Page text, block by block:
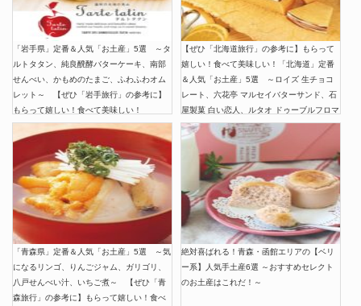
「岩手県」定番＆人気「お土産」5選 ～タ
ルトタタン、純良醗酵バターケーキ、南部
せんべい、かもめのたまご、ふわふわオム
レット～ 【ぜひ「岩手旅行」の参考に】
もらって嬉しい！食べて美味しい！
【ぜひ「北海道旅行」の参考に】もらって
嬉しい！食べて美味しい！「北海道」定番
＆人気「お土産」5選 ～ロイズ 生チョコ
レート、六花亭 マルセイバターサンド、石
屋製菓 白い恋人、ルタオ ドゥーブルフロマ
ージュ、柳月 三方六（さんぽうろく）～
「青森県」定番＆人気「お土産」5選 ～気
になるリンゴ、りんごジャム、ガリゴリ、
八戸せんべい汁、いちご煮～ 【ぜひ「青
森旅行」の参考に】もらって嬉しい！食べ
絶対喜ばれる！青森・函館エリアの【ベリ
ー系】人気手土産6選 ～おすすめセレクト
のお土産はこれだ！～